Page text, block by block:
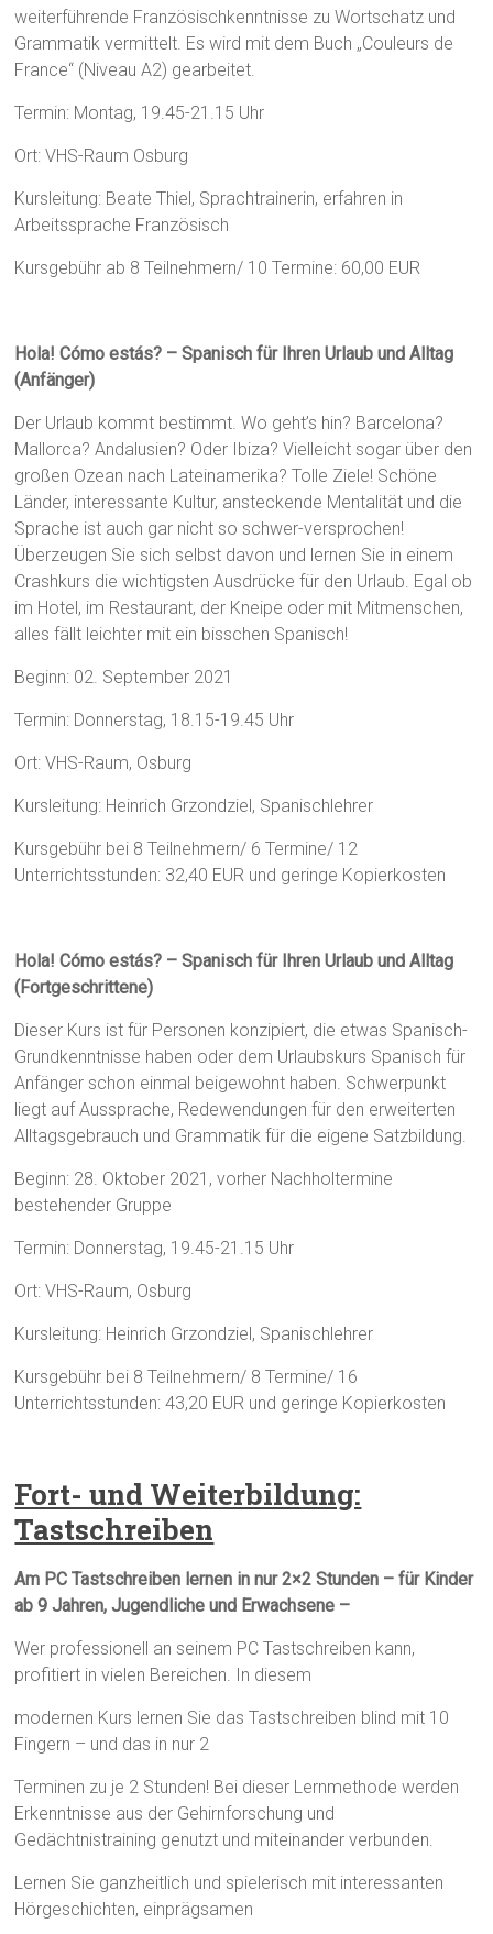
weiterführende Französischkenntnisse zu Wortschatz und
Grammatik vermittelt. Es wird mit dem Buch „Couleurs de
France“ (Niveau A2) gearbeitet.
Termin: Montag, 19.45-21.15 Uhr
Ort: VHS-Raum Osburg
Kursleitung: Beate Thiel, Sprachtrainerin, erfahren in
Arbeitssprache Französisch
Kursgebühr ab 8 Teilnehmern/ 10 Termine: 60,00 EUR
Hola! Cómo estás? – Spanisch für Ihren Urlaub und Alltag
(Anfänger)
Der Urlaub kommt bestimmt. Wo geht’s hin? Barcelona?
Mallorca? Andalusien? Oder Ibiza? Vielleicht sogar über den
großen Ozean nach Lateinamerika? Tolle Ziele! Schöne
Länder, interessante Kultur, ansteckende Mentalität und die
Sprache ist auch gar nicht so schwer-versprochen!
Überzeugen Sie sich selbst davon und lernen Sie in einem
Crashkurs die wichtigsten Ausdrücke für den Urlaub. Egal ob
im Hotel, im Restaurant, der Kneipe oder mit Mitmenschen,
alles fällt leichter mit ein bisschen Spanisch!
Beginn: 02. September 2021
Termin: Donnerstag, 18.15-19.45 Uhr
Ort: VHS-Raum, Osburg
Kursleitung: Heinrich Grzondziel, Spanischlehrer
Kursgebühr bei 8 Teilnehmern/ 6 Termine/ 12
Unterrichtsstunden: 32,40 EUR und geringe Kopierkosten
Hola! Cómo estás? – Spanisch für Ihren Urlaub und Alltag
(Fortgeschrittene)
Dieser Kurs ist für Personen konzipiert, die etwas Spanisch-
Grundkenntnisse haben oder dem Urlaubskurs Spanisch für
Anfänger schon einmal beigewohnt haben. Schwerpunkt
liegt auf Aussprache, Redewendungen für den erweiterten
Alltagsgebrauch und Grammatik für die eigene Satzbildung.
Beginn: 28. Oktober 2021, vorher Nachholtermine
bestehender Gruppe
Termin: Donnerstag, 19.45-21.15 Uhr
Ort: VHS-Raum, Osburg
Kursleitung: Heinrich Grzondziel, Spanischlehrer
Kursgebühr bei 8 Teilnehmern/ 8 Termine/ 16
Unterrichtsstunden: 43,20 EUR und geringe Kopierkosten
Fort- und Weiterbildung:
Tastschreiben
Am PC Tastschreiben lernen in nur 2×2 Stunden – für Kinder
ab 9 Jahren, Jugendliche und Erwachsene –
Wer professionell an seinem PC Tastschreiben kann,
profitiert in vielen Bereichen. In diesem
modernen Kurs lernen Sie das Tastschreiben blind mit 10
Fingern – und das in nur 2
Terminen zu je 2 Stunden! Bei dieser Lernmethode werden
Erkenntnisse aus der Gehirnforschung und
Gedächtnistraining genutzt und miteinander verbunden.
Lernen Sie ganzheitlich und spielerisch mit interessanten
Hörgeschichten, einprägsamen